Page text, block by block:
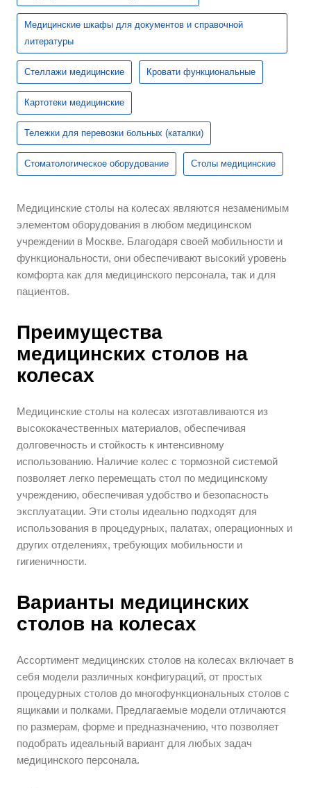
Медицинские шкафы для документов и справочной
литературы
Стеллажи медицинские Кровати функциональные
Картотеки медицинские
Тележки для перевозки больных (каталки)
Стоматологическое оборудование Столы медицинские
Медицинские столы на колесах являются незаменимым
элементом оборудования в любом медицинском
учреждении в Москве. Благодаря своей мобильности и
функциональности, они обеспечивают высокий уровень
комфорта как для медицинского персонала, так и для
пациентов.
Преимущества
медицинских столов на
колесах
Медицинские столы на колесах изготавливаются из
высококачественных материалов, обеспечивая
долговечность и стойкость к интенсивному
использованию. Наличие колес с тормозной системой
позволяет легко перемещать стол по медицинскому
учреждению, обеспечивая удобство и безопасность
эксплуатации. Эти столы идеально подходят для
использования в процедурных, палатах, операционных и
других отделениях, требующих мобильности и
гигиеничности.
Варианты медицинских
столов на колесах
Ассортимент медицинских столов на колесах включает в
себя модели различных конфигураций, от простых
процедурных столов до многофункциональных столов с
ящиками и полками. Предлагаемые модели отличаются
по размерам, форме и предназначению, что позволяет
подобрать идеальный вариант для любых задач
медицинского персонала.